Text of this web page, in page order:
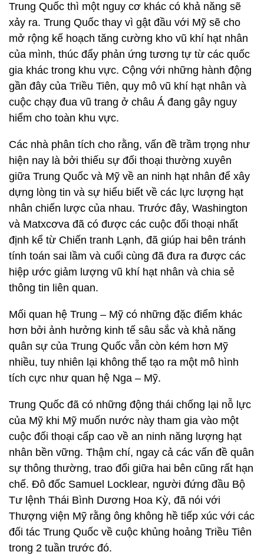
Trung Quốc thì một nguy cơ khác có khả năng sẽ
xảy ra. Trung Quốc thay vì gật đầu với Mỹ sẽ cho
mở rộng kế hoạch tăng cường kho vũ khí hạt nhân
của mình, thúc đẩy phản ứng tương tự từ các quốc
gia khác trong khu vực. Cộng với những hành động
gần đây của Triều Tiên, quy mô vũ khí hạt nhân và
cuộc chạy đua vũ trang ở châu Á đang gây nguy
hiểm cho toàn khu vực.
Các nhà phân tích cho rằng, vấn đề trầm trọng như
hiện nay là bởi thiếu sự đối thoại thường xuyên
giữa Trung Quốc và Mỹ về an ninh hạt nhân để xây
dựng lòng tin và sự hiểu biết về các lực lượng hạt
nhân chiến lược của nhau. Trước đây, Washington
và Matxcơva đã có được các cuộc đối thoại nhất
định kể từ Chiến tranh Lạnh, đã giúp hai bên tránh
tính toán sai lầm và cuối cùng đã đưa ra được các
hiệp ước giảm lượng vũ khí hạt nhân và chia sẻ
thông tin liên quan.
Mối quan hệ Trung – Mỹ có những đặc điểm khác
hơn bởi ảnh hưởng kinh tế sâu sắc và khả năng
quân sự của Trung Quốc vẫn còn kém hơn Mỹ
nhiều, tuy nhiên lại không thể tạo ra một mô hình
tích cực như quan hệ Nga – Mỹ.
Trung Quốc đã có những động thái chống lại nỗ lực
của Mỹ khi Mỹ muốn nước này tham gia vào một
cuộc đối thoại cấp cao về an ninh năng lượng hạt
nhân bền vững. Thậm chí, ngay cả các vấn đề quân
sự thông thường, trao đổi giữa hai bên cũng rất hạn
chế. Đô đốc Samuel Locklear, người đứng đầu Bộ
Tư lệnh Thái Bình Dương Hoa Kỳ, đã nói với
Thượng viện Mỹ rằng ông không hề tiếp xúc với các
đối tác Trung Quốc về cuộc khủng hoảng Triều Tiên
trong 2 tuần trước đó.